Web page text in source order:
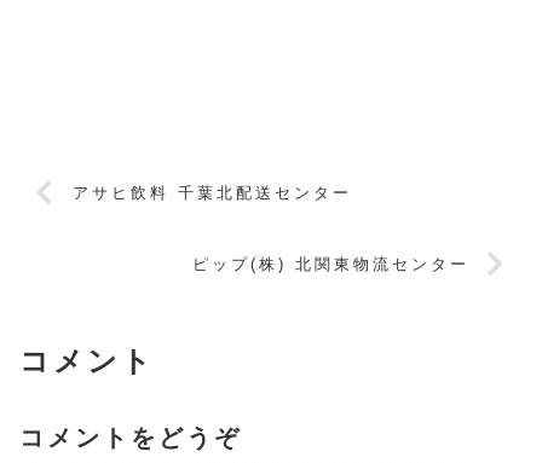
アサヒ飲料 千葉北配送センター
ピップ(株) 北関東物流センター
コメント
コメントをどうぞ